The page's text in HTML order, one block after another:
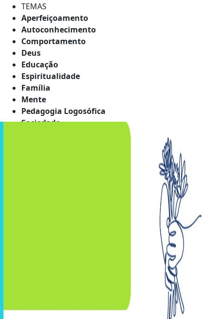
TEMAS
Aperfeiçoamento
Autoconhecimento
Comportamento
Deus
Educação
Espiritualidade
Família
Mente
Pedagogia Logosófica
Sociedade